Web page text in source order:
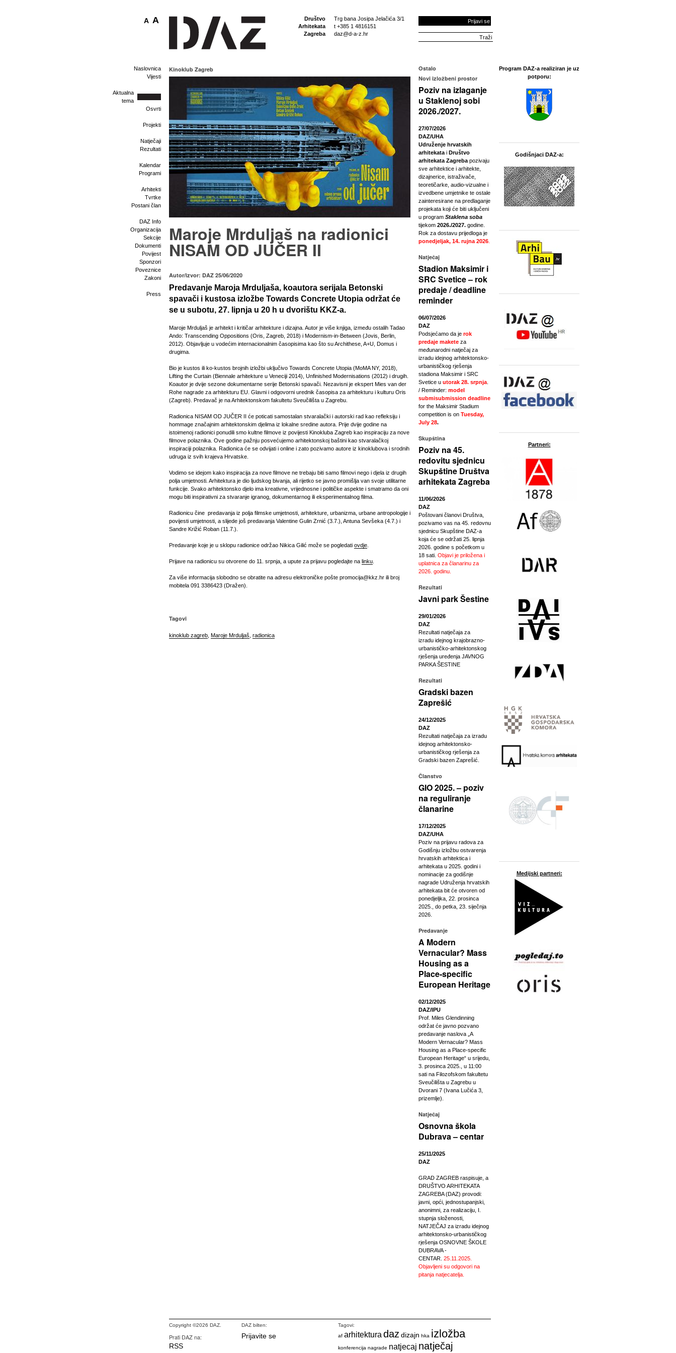
Društvo
Arhitekata
Zagreba
Trg bana Josipa Jelačića 3/1
t +385 1 4816151
daz@d-a-z.hr
Prijavi se
A A
Naslovnica
Vijesti
Aktualna
tema
Osvrti
Projekti
Natječaji
Rezultati
Kalendar
Programi
Arhitekti
Tvrtke
Postani član
DAZ Info
Organizacija
Sekcije
Dokumenti
Povijest
Sponzori
Poveznice
Zakoni
Press
Kinoklub Zagreb
Maroje Mrduljaš na radionici
NISAM OD JUČER II
Autor/izvor: DAZ 25/06/2020
Predavanje Maroja Mrduljaša, koautora serijala Betonski
spavači i kustosa izložbe Towards Concrete Utopia održat će
se u subotu, 27. lipnja u 20 h u dvorištu KKZ-a.
Maroje Mrduljaš je arhitekt i kritičar arhitekture i dizajna. Autor je više knjiga, između ostalih Tadao
Ando: Transcending Oppositions (Oris, Zagreb, 2018) i Modernism-in-Between (Jovis, Berlin,
2012). Objavljuje u vodećim internacionalnim časopisima kao što su Archithese, A+U, Domus i
drugima.
Bio je kustos ili ko-kustos brojnih izložbi uključivo Towards Concrete Utopia (MoMA NY, 2018),
Lifting the Curtain (Biennale arhitekture u Veneciji 2014), Unfinished Modernisations (2012) i drugih.
Koautor je dvije sezone dokumentarne serije Betonski spavači. Nezavisni je ekspert Mies van der
Rohe nagrade za arhitekturu EU. Glavni i odgovorni urednik časopisa za arhitekturu i kulturu Oris
(Zagreb). Predavač je na Arhitektonskom fakultetu Sveučilišta u Zagrebu.
Radionica NISAM OD JUČER II će poticati samostalan stvaralački i autorski rad kao refleksiju i
hommage značajnim arhitektonskim djelima iz lokalne sredine autora. Prije dvije godine na
istoimenoj radionici ponudili smo kultne filmove iz povijesti Kinokluba Zagreb kao inspiraciju za nove
filmove polaznika. Ove godine pažnju posvećujemo arhitektonskoj baštini kao stvaralačkoj
inspiraciji polaznika. Radionica će se odvijati i online i zato pozivamo autore iz kinoklubova i srodnih
udruga iz svih krajeva Hrvatske.
Vodimo se idejom kako inspiracija za nove filmove ne trebaju biti samo filmovi nego i djela iz drugih
polja umjetnosti. Arhitektura je dio ljudskog bivanja, ali rijetko se javno promišlja van svoje utilitarne
funkcije. Svako arhitektonsko djelo ima kreativne, vrijednosne i političke aspekte i smatramo da oni
mogu biti inspirativni za stvaranje igranog, dokumentarnog ili eksperimentalnog filma.
Radionicu čine predavanja iz polja filmske umjetnosti, arhitekture, urbanizma, urbane antropologije i
povijesti umjetnosti, a slijede još predavanja Valentine Gulin Zrnić (3.7.), Antuna Sevšeka (4.7.) i
Sandre Križić Roban (11.7.).
Predavanje koje je u sklopu radionice održao Nikica Gilić može se pogledati ovdje
Prijave na radionicu su otvorene do 11. srpnja, a upute za prijavu pogledajte na linku
Za više informacija slobodno se obratite na adresu elektroničke pošte promocija@kkz.hr ili broj
mobitela 091 3386423 (Dražen).
Tagovi
kinoklub zagreb Maroje Mrduljaš radionica
Ostalo
Novi izložbeni prostor
Poziv na izlaganje
u Staklenoj sobi
2026./2027.
27/07/2026
DAZ/UHA
Udruženje hrvatskih
arhitekata i Društvo
arhitekata Zagreba pozivaju
sve arhitektice i arhitekte,
dizajnerice, istraživače,
teoretičarke, audio-vizualne i
izvedbene umjetnike te ostale
zainteresirane na predlaganje
projekata koji će biti uključeni
u program Staklena soba
tijekom 2026./2027. godine.
Rok za dostavu prijedloga je
ponedjeljak, 14. rujna 2026
Natječaj
Stadion Maksimir i
SRC Svetice – rok
predaje / deadline
reminder
06/07/2026
DAZ
Podsjećamo da je rok
predaje makete za
međunarodni natječaj za
izradu idejnog arhitektonsko-
urbanističkog rješenja
stadiona Maksimir i SRC
Svetice u utorak 28. srpnja
/ Reminder: model
submisubmission deadline
for the Maksimir Stadium
competition is on Tuesday,
July 28.
Skupština
Poziv na 45.
redovitu sjednicu
Skupštine Društva
arhitekata Zagreba
11/06/2026
DAZ
Poštovani članovi Društva,
pozivamo vas na 45. redovnu
sjednicu Skupštine DAZ-a
koja će se održati 25. lipnja
2026. godine s početkom u
18 sati. Objavi je priložena i
uplatnica za članarinu za
2026. godinu.
Rezultati
Javni park Šestine
29/01/2026
DAZ
Rezultati natječaja za
izradu idejnog krajobrazno-
urbanističko-arhitektonskog
rješenja uređenja JAVNOG
PARKA ŠESTINE
Rezultati
Gradski bazen
Zaprešić
24/12/2025
DAZ
Rezultati natječaja za izradu
idejnog arhitektonsko-
urbanističkog rješenja za
Gradski bazen Zaprešić.
Članstvo
GIO 2025. – poziv
na reguliranje
članarine
17/12/2025
DAZ/UHA
Poziv na prijavu radova za
Godišnju izložbu ostvarenja
hrvatskih arhitektica i
arhitekata u 2025. godini i
nominacije za godišnje
nagrade Udruženja hrvatskih
arhitekata bit će otvoren od
ponedjeljka, 22. prosinca
2025., do petka, 23. siječnja
2026.
Predavanje
A Modern
Vernacular? Mass
Housing as a
Place-specific
European Heritage
02/12/2025
DAZ/IPU
Prof. Miles Glendinning
održat će javno pozvano
predavanje naslova „A
Modern Vernacular? Mass
Housing as a Place-specific
European Heritage“ u srijedu,
3. prosinca 2025., u 11:00
sati na Filozofskom fakultetu
Sveučilišta u Zagrebu u
Dvorani 7 (Ivana Lučića 3,
prizemlje).
Natječaj
Osnovna škola
Dubrava – centar
25/11/2025
DAZ
GRAD ZAGREB raspisuje, a
DRUŠTVO ARHITEKATA
ZAGREBA (DAZ) provodi:
javni, opći, jednostupanjski,
anonimni, za realizaciju, I.
stupnja složenosti,
NATJEČAJ za izradu idejnog
arhitektonsko-urbanističkog
rješenja OSNOVNE ŠKOLE
DUBRAVA -
CENTAR. 25.11.2025.
Objavljeni su odgovori na
pitanja natjecatelja.
Program DAZ-a realiziran je uz
potporu:
Godišnjaci DAZ-a:
Partneri:
Medijski partneri:
Copyright ©2026 DAZ.
Prati DAZ na:
RSS
DAZ bilten:
Prijavite se
Tagovi:
af arhitektura daz dizajn hka izložba
konferencija nagrade natjecaj natječaj